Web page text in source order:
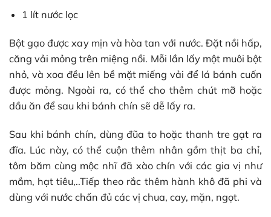
1 lít nước lọc
Bột gạo được xay mịn và hòa tan với nước. Đặt nồi hấp,
căng vải mỏng trên miệng nồi. Mỗi lần lấy một muôi bột
nhỏ, và xoa đều lên bề mặt miếng vải để lá bánh cuốn
được mỏng. Ngoài ra, có thể cho thêm chút mỡ hoặc
dầu ăn để sau khi bánh chín sẽ dễ lấy ra.
Sau khi bánh chín, dùng đũa to hoặc thanh tre gạt ra
đĩa. Lúc này, có thể cuộn thêm nhân gồm thịt ba chỉ,
tôm băm cùng mộc nhĩ đã xào chín với các gia vị như
mắm, hạt tiêu,..Tiếp theo rắc thêm hành khô đã phi và
dùng với nước chấn đủ các vị chua, cay, mặn, ngọt.